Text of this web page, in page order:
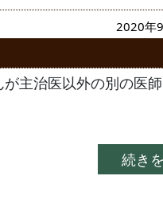
2020年
主治医以外の別の医
続き